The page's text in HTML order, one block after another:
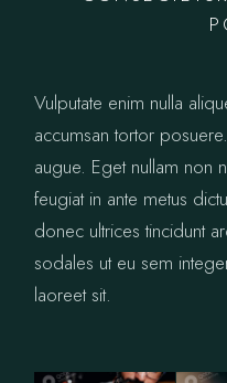
Vulputate enim nulla
accumsan tortor
augue. Eget nullam non
feugiat in ante metus
donec ultrices tincidunt
sodales ut eu sem
laoreet sit.